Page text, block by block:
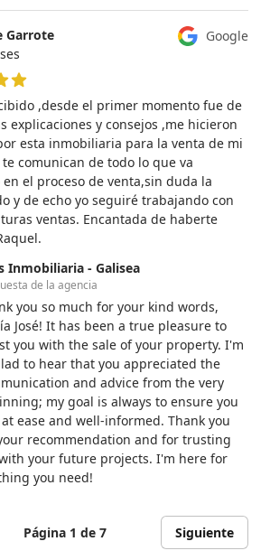
Google
Garrote
,desde el primer momento fue de
explicaciones y consejos ,me hicieron
esta inmobiliaria para la venta de mi
comunican de todo lo que va
el proceso de venta,sin duda la
y de echo yo seguiré trabajando con
ventas. Encantada de haberte
Inmobiliaria - Galisea
de la agencia
you so much for your kind words,
José! It has been a true pleasure to
you with the sale of your property. I'm
to hear that you appreciated the
and advice from the very
my goal is always to ensure you
ease and well-informed. Thank you
recommendation and for trusting
your future projects. I'm here for
you need!
Página 1 de 7 Siguiente